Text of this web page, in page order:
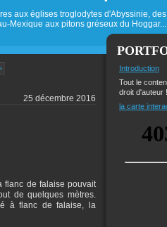
aux églises troglodytes d'Abyssinie,
Mexique aux pitons gréseux du Hoggar...
25 décembre 2016
flanc de falaise pouvait
de quelques mètres.
à flanc de falaise, la
Introduction
Tout le
droit d'auteur !
la carte